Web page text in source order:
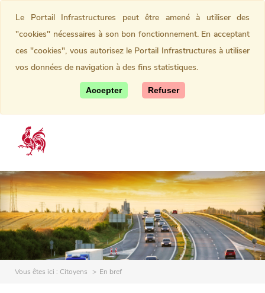
Vous êtes ici : Citoyens En bref
Le Portail Infrastructures peut être amené à utiliser des
"cookies" nécessaires à son bon fonctionnement. En acceptant
ces "cookies", vous autorisez le Portail Infrastructures à utiliser
vos données de navigation à des fins statistiques.
Accepter Refuser